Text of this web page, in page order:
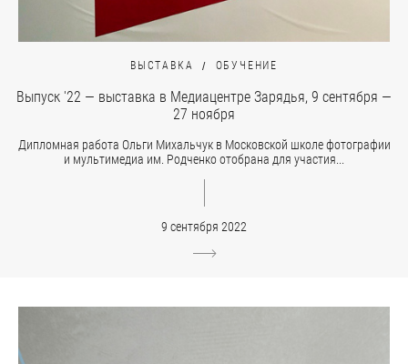
ВЫСТАВКА ОБУЧЕНИЕ
Выпуск '22 — выставка в Медиацентре Зарядья, 9 сентября —
27 ноября
Дипломная работа Ольги Михальчук в Московской школе фотографии
и мультимедиа им. Родченко отобрана для участия...
9 сентября 2022